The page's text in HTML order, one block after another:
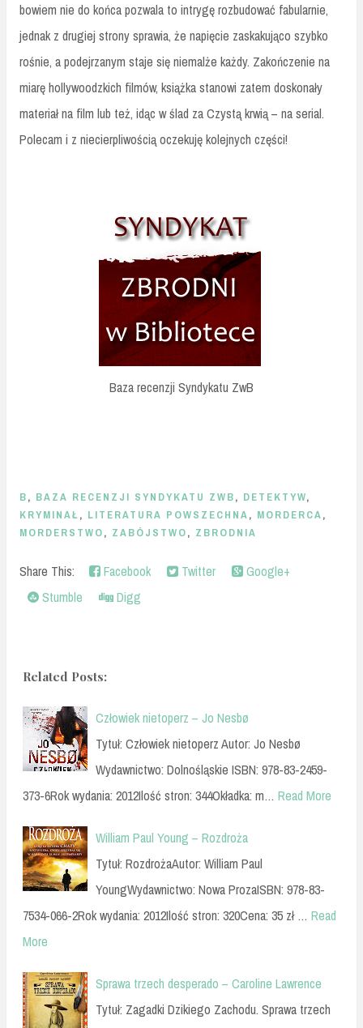
bowiem nie do końca pozwala to intrygę rozbudować fabularnie,
jednak z drugiej strony sprawia, że napięcie zaskakująco szybko
rośnie, a podejrzanym staje się niemalże każdy. Zakończenie na
miarę hollywoodzkich filmów, książka stanowi zatem doskonały
materiał na film lub też, idąc w ślad za Czystą krwią – na serial.
Polecam i z niecierpliwością oczekuję kolejnych części!
Baza recenzji Syndykatu ZwB
B, BAZA RECENZJI SYNDYKATU ZWB, DETEKTYW,
KRYMINAŁ, LITERATURA POWSZECHNA, MORDERCA,
MORDERSTWO, ZABÓJSTWO, ZBRODNIA
Share This: Facebook Twitter
Google+
Stumble
Digg
Related Posts:
Człowiek nietoperz – Jo Nesbø
Tytuł: Człowiek nietoperz Autor: Jo Nesbø
Wydawnictwo: Dolnośląskie ISBN: 978-83-2459-
373-6Rok wydania: 2012Ilość stron: 344Okładka: m… Read More
William Paul Young – Rozdroża
Tytuł: RozdrożaAutor: William Paul
YoungWydawnictwo: Nowa ProzaISBN: 978-83-
7534-066-2Rok wydania: 2012Ilość stron: 320Cena: 35 zł … Read
More
Sprawa trzech desperado – Caroline Lawrence
Tytuł: Zagadki Dzikiego Zachodu. Sprawa trzech